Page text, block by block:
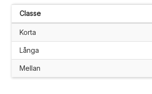
Classe
Korta
Långa
Mellan